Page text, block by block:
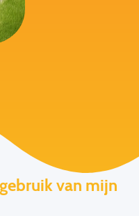
van mijn